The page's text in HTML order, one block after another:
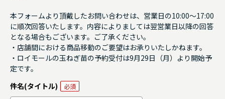
本フォームより頂戴したお問い合わせは、営業日の10:00～17:00
に順次回答いたします。内容によりましては翌営業日以降の回答
となる場合もございます。ご了承ください。
・店舗間における商品移動のご要望はお承りいたしかねます。
・ロイモールの玉ねぎ苗の予約受付は9月29日（月）より開始予
定です。
件名(タイトル)